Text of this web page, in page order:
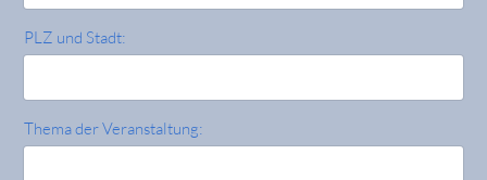
PLZ und Stadt:
Thema der Veranstaltung: